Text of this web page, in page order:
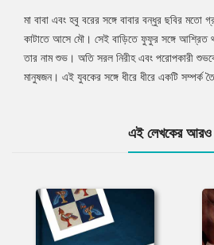
Tab
Article
মা বাবা এবং হবু বরের সঙ্গে বাবার বন্ধুর ছবির মতো
কাটাতে আসে মৌ। সেই বাড়িতে ফুফুর সঙ্গে
তার নাম শুভ। অতি সরল নিরীহ এবং পরোপকারী
মানুষজন। এই যুবকের সঙ্গে ধীরে ধীরে একটি সম্পর্ক
এই লেখকের